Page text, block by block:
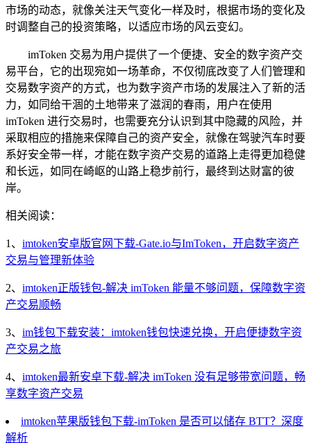
市场的动态，就像关注天气变化一样及时，根据市场的变化及
时调整自己的投资策略，以适应市场的风云变幻。
imToken 交易为用户提供了一个便捷、安全的数字资产交
易平台，它的出现宛如一场革命，不仅彻底改变了人们管理和
交易数字资产的方式，也为数字资产市场的发展注入了新的活
力，如同给干涸的土地带来了滋润的春雨，用户在使用
imToken 进行交易时，也需要充分认识到其中隐藏的风险，并
采取相应的措施来保障自己的资产安全，就像在驾驶汽车时要
系好安全带一样，才能在数字资产交易的道路上走得更加稳健
和长远，如同在崎岖的山路上稳步前行，最终到达财富的彼
岸。
相关阅读：
1、 imtoken安卓版官网下载-Gate.io与ImToken，开启数字资产
交易与管理新体验
2、 imtoken正版钱包-解决 imToken 能量不够问题，保障数字资
产交易顺畅
3、 im钱包下载安装：imtoken钱包快速兑换，开启便捷数字资
产交易之旅
4、 imtoken最新安卓下载-解决 imToken 没有足够带宽问题，畅
享数字资产交易
imtoken苹果版钱包下载-imToken 是否可以储存 BTT？深度
解析